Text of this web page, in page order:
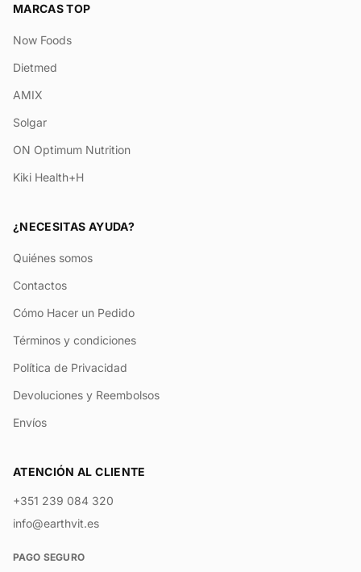
MARCAS TOP
Now Foods
Dietmed
AMIX
Solgar
ON Optimum Nutrition
Kiki Health+H
¿NECESITAS AYUDA?
Quiénes somos
Contactos
Cómo Hacer un Pedido
Términos y condiciones
Política de Privacidad
Devoluciones y Reembolsos
Envíos
ATENCIÓN AL CLIENTE
+351 239 084 320
info@earthvit.es
PAGO SEGURO